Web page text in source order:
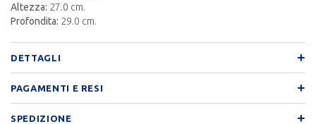
Altezza: 27.0 cm.
Profondita: 29.0 cm.
DETTAGLI
PAGAMENTI E RESI
SPEDIZIONE